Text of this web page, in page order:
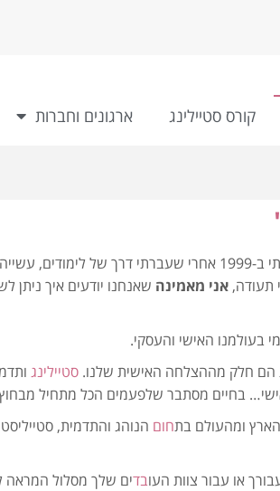
קורס סטיילינג ארגונים וחברות
" הקמתי ב-1999 אחרי שעברתי דרך של לימודים,
תעודה, אני מאמינה שאנחנו יודעים איך ניתן
בעולמנו האישי והעסקי.
הם חלק מההצלחה האישית שלנו. סטיילינג
בחיים מסתבר שלפעמים הכל מתחיל
ומהעולם בתחום הנוהג והתדמית,
או עבור צוות העובדים שלך מסלול